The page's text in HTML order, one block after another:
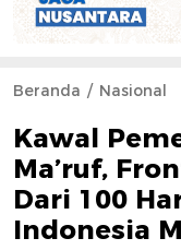
Beranda Nasional
Kawal
Ma’ruf,
Dari 100
Indonesia